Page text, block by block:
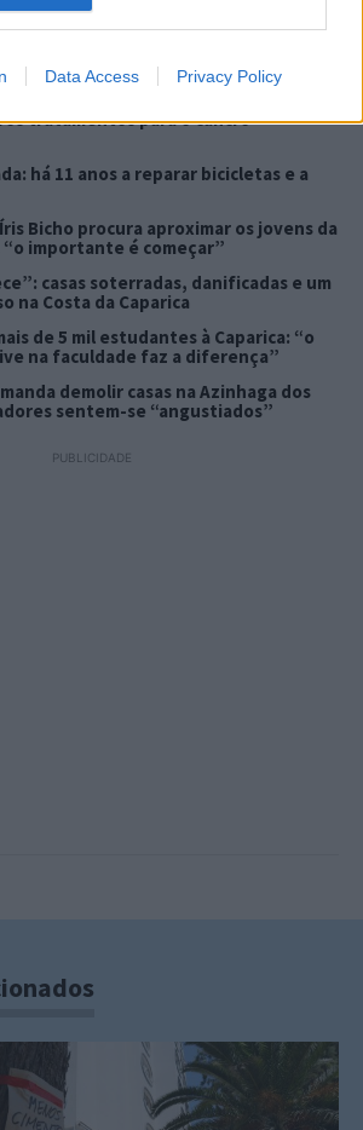
Data Access Privacy Policy
tratamentos para o cancro
há 11 anos a reparar bicicletas e a
Bicho procura aproximar os jovens da
importante é começar”
casas soterradas, danificadas e um
na Costa da Caparica
de 5 mil estudantes à Caparica: “o
na faculdade faz a diferença”
demolir casas na Azinhaga dos
sentem-se “angustiados”
PUBLICIDADE